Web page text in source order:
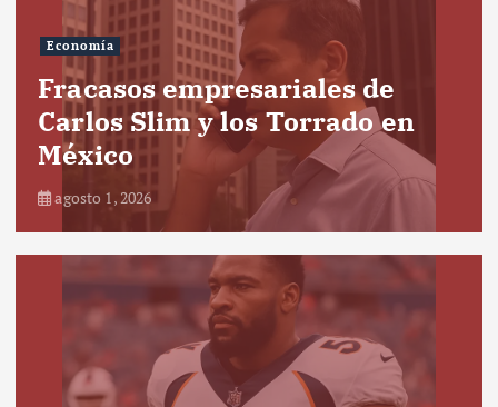
Economía
Fracasos empresariales de
Carlos Slim y los Torrado en
México
agosto 1, 2026